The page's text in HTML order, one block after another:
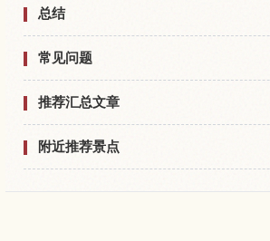
总结
常见问题
推荐汇总文章
附近推荐景点